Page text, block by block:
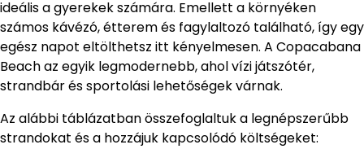
ideális a gyerekek számára. Emellett a környéken
számos kávézó, étterem és fagylaltozó található, így egy
egész napot eltölthetsz itt kényelmesen. A Copacabana
Beach az egyik legmodernebb, ahol vízi játszótér,
strandbár és sportolási lehetőségek várnak.
Az alábbi táblázatban összefoglaltuk a legnépszerűbb
strandokat és a hozzájuk kapcsolódó költségeket: